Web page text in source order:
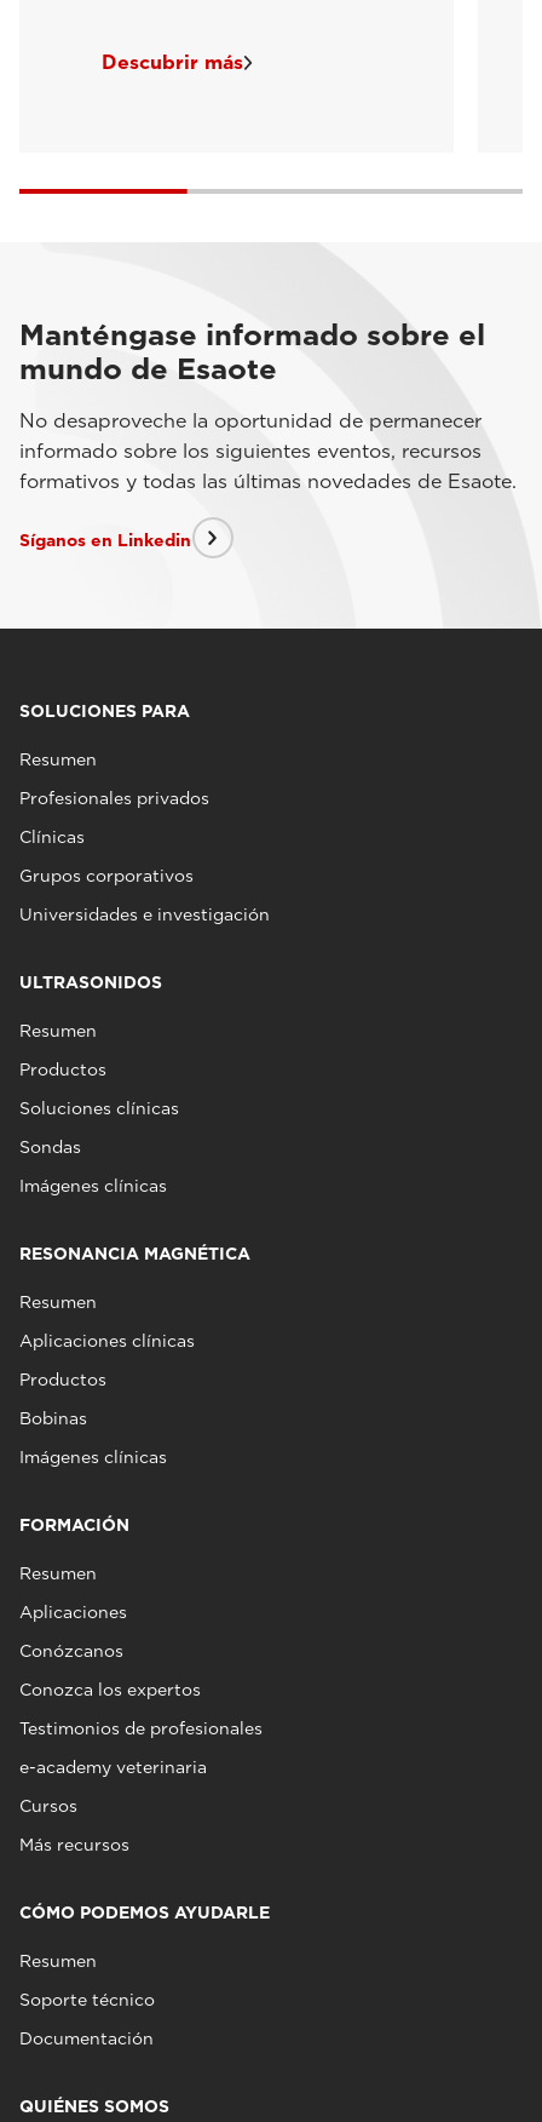
Descubrir más
Manténgase informado sobre el
mundo de Esaote
No desaproveche la oportunidad de permanecer
informado sobre los siguientes eventos, recursos
formativos y todas las últimas novedades de Esaote.
Síganos en Linkedin
SOLUCIONES PARA
Resumen
Profesionales privados
Clínicas
Grupos corporativos
Universidades e investigación
ULTRASONIDOS
Resumen
Productos
Soluciones clínicas
Sondas
Imágenes clínicas
RESONANCIA MAGNÉTICA
Resumen
Aplicaciones clínicas
Productos
Bobinas
Imágenes clínicas
FORMACIÓN
Resumen
Aplicaciones
Conózcanos
Conozca los expertos
Testimonios de profesionales
e-academy veterinaria
Cursos
Más recursos
CÓMO PODEMOS AYUDARLE
Resumen
Soporte técnico
Documentación
QUIÉNES SOMOS